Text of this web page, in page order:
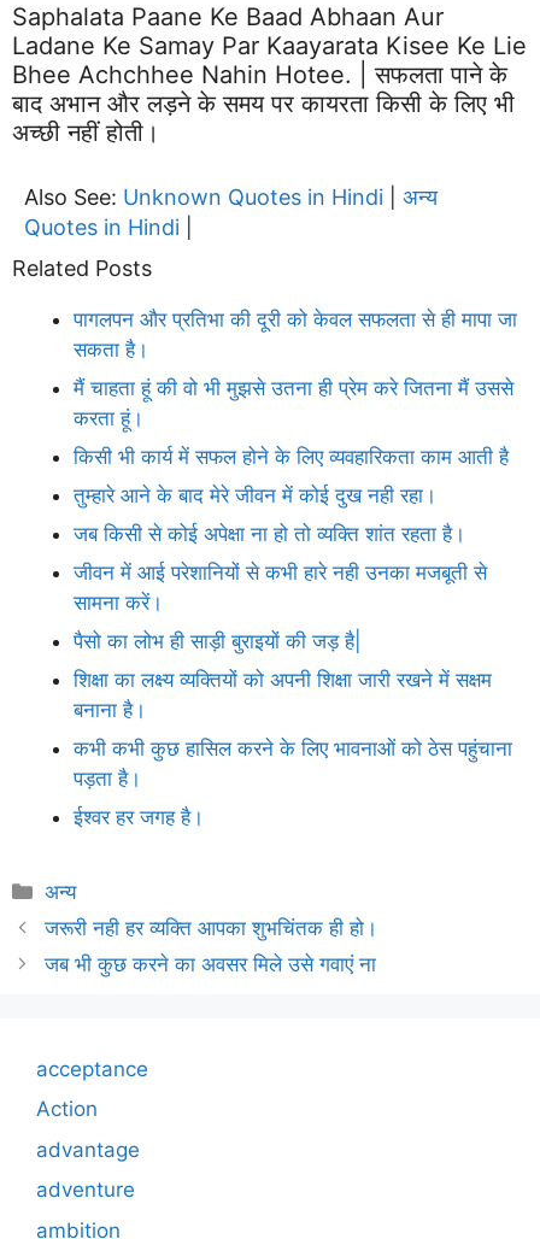
Saphalata Paane Ke Baad Abhaan Aur
Ladane Ke Samay Par Kaayarata Kisee Ke Lie
Bhee Achchhee Nahin Hotee. | सफलता पाने के
बाद अभान और लड़ने के समय पर कायरता किसी के लिए भी
अच्छी नहीं होती।
Also See: Unknown Quotes in Hindi
अन्य
Quotes in Hindi
Related Posts
पागलपन और प्रतिभा की दूरी को केवल सफलता से ही मापा जा
सकता है।
मैं चाहता हूं की वो भी मुझसे उतना ही प्रेम करे जितना मैं उससे
करता हूं।
किसी भी कार्य में सफल होने के लिए व्यवहारिकता काम आती है
तुम्हारे आने के बाद मेरे जीवन में कोई दुख नही रहा।
जब किसी से कोई अपेक्षा ना हो तो व्यक्ति शांत रहता है।
जीवन में आई परेशानियों से कभी हारे नही उनका मजबूती से
सामना करें।
पैसो का लोभ ही साड़ी बुराइयों की जड़ है|
शिक्षा का लक्ष्य व्यक्तियों को अपनी शिक्षा जारी रखने में सक्षम
बनाना है।
कभी कभी कुछ हासिल करने के लिए भावनाओं को ठेस पहुंचाना
पड़ता है।
ईश्वर हर जगह है।
Categories
अन्य
जरूरी नही हर व्यक्ति आपका शुभचिंतक ही हो।
जब भी कुछ करने का अवसर मिले उसे गवाएं ना
acceptance
Action
advantage
adventure
ambition